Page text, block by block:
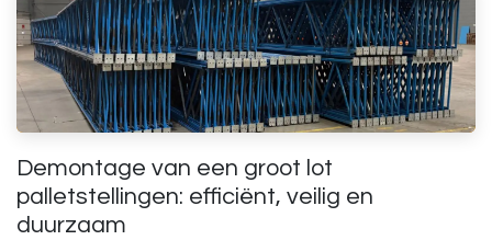
Demontage van een groot lot
palletstellingen: efficiënt, veilig en
duurzaam